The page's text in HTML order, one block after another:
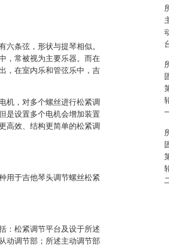
六条弦，形状与提琴相似。
，常被视为主要乐器。而在
，在室内乐和管弦乐中，吉
机，对多个螺丝进行松紧调
是设置多个电机会增加装置
高效、结构更简单的松紧调
用于吉他琴头调节螺丝松紧
：松紧调节平台及设于所述
动调节部；所述主动调节部